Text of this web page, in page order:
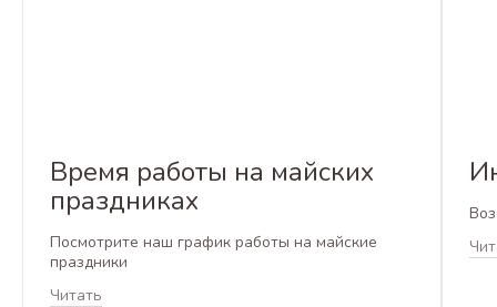
Время работы на майских
праздниках
Посмотрите наш график работы на майские
праздники
Читать